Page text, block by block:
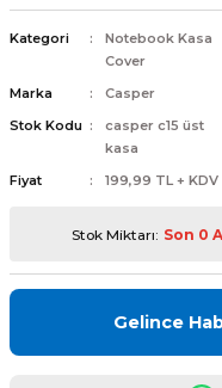
Kategori
Notebook Kasa
Cover
Marka
Casper
Stok Kodu
casper c15 üst
kasa
Fiyat
199,99 TL + KDV
Stok Miktarı: Son 0
Gelince